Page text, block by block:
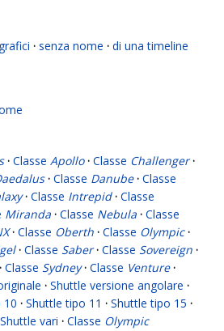
· senza nome · di una timeline
· Classe Apollo · Classe Challenger ·
· Classe Danube · Classe
· Classe Intrepid · Classe
Miranda · Classe Nebula · Classe
· Classe Oberth · Classe Olympic ·
· Classe Saber · Classe Sovereign ·
· Classe Sydney · Classe Venture ·
· Shuttle versione angolare ·
10 · Shuttle tipo 11 · Shuttle tipo 15 ·
Shuttle vari · Classe Olympic